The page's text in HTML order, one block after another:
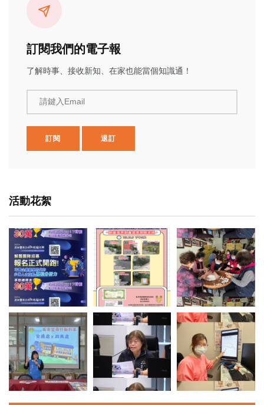
訂閱我們的電子報
了解時事、接收新知、在家也能當個知識通！
請鍵入Email
訂閱 退訂
活動花絮